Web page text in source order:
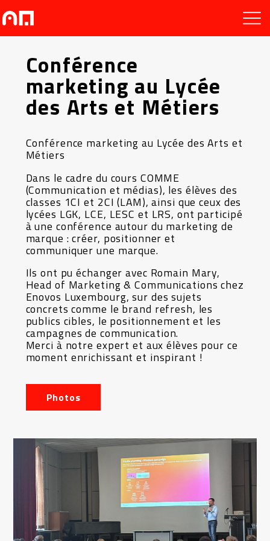
Conférence
marketing au Lycée
des Arts et Métiers
Conférence marketing au Lycée des Arts et
Métiers
Dans le cadre du cours COMME
(Communication et médias), les élèves des
classes 1CI et 2CI (LAM), ainsi que ceux des
lycées LGK, LCE, LESC et LRS, ont participé
à une conférence autour du marketing de
marque : créer, positionner et
communiquer une marque.
Ils ont pu échanger avec Romain Mary,
Head of Marketing & Communications chez
Enovos Luxembourg, sur des sujets
concrets comme le brand refresh, les
publics cibles, le positionnement et les
campagnes de communication.
Merci à notre expert et aux élèves pour ce
moment enrichissant et inspirant !
Photos